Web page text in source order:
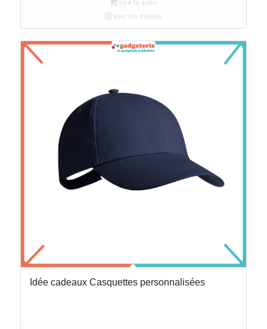
Lire la suite
Voir les détails
Idée cadeaux Casquettes personnalisées